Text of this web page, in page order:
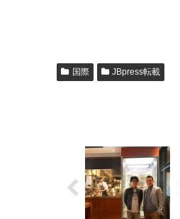
国際 JBpress転載